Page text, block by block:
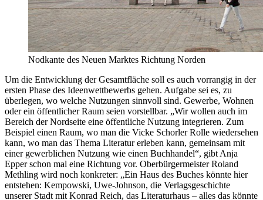
Nodkante des Neuen Marktes Richtung Norden
Um die Entwicklung der Gesamtfläche soll es auch vorrangig in der
ersten Phase des Ideenwettbewerbs gehen. Aufgabe sei es, zu
überlegen, wo welche Nutzungen sinnvoll sind. Gewerbe, Wohnen
oder ein öffentlicher Raum seien vorstellbar. „Wir wollen auch im
Bereich der Nordseite eine öffentliche Nutzung integrieren. Zum
Beispiel einen Raum, wo man die Vicke Schorler Rolle wiedersehen
kann, wo man das Thema Literatur erleben kann, gemeinsam mit
einer gewerblichen Nutzung wie einen Buchhandel“, gibt Anja
Epper schon mal eine Richtung vor. Oberbürgermeister Roland
Methling wird noch konkreter: „Ein Haus des Buches könnte hier
entstehen: Kempowski, Uwe-Johnson, die Verlagsgeschichte
unserer Stadt mit Konrad Reich, das Literaturhaus – alles das könnte